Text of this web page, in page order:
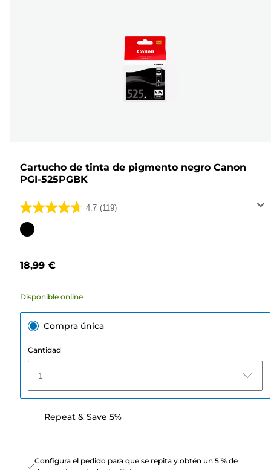
Cartucho de tinta de pigmento negro Canon
PGI-525PGBK
4.7 (119)
4.7
de
119
Cartucho
18,99 €
Disponible online
Compra única
Cantidad
1
Repeat & Save 5%
Configura el pedido para que se repita y obtén un 5 % de